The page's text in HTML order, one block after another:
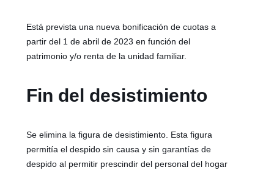
Está prevista una nueva bonificación de cuotas a
partir del 1 de abril de 2023 en función del
patrimonio y/o renta de la unidad familiar.
Fin del desistimiento
Se elimina la figura de desistimiento. Esta figura
permitía el despido sin causa y sin garantías de
despido al permitir prescindir del personal del hogar